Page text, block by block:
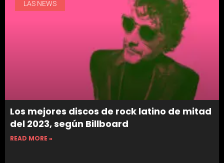
LAS NEWS
Los mejores discos de rock latino de mitad
del 2023, según Billboard
READ MORE »